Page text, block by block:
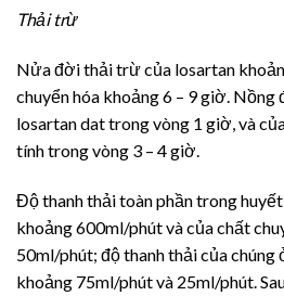
Thải trừ
Nửa đời thải trừ của losartan
chuyển hóa khoảng 6 – 9 giờ. Nồng
losartan dat trong vòng 1 giờ, và
tính trong vòng 3 – 4 giờ.
Độ thanh thải toàn phần trong
khoảng 600ml/phút và của chất
50ml/phút; độ thanh thải của
khoảng 75ml/phút và 25ml/phút.